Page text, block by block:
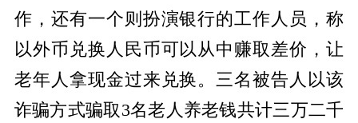
作 ，还有一个则扮演银行的工作人员，称
以外币兑换人民币可以从中赚取差价，让
老年人拿现金过来兑换。三名被告人以该
诈骗方式骗取3名老人养老钱共计三万二千